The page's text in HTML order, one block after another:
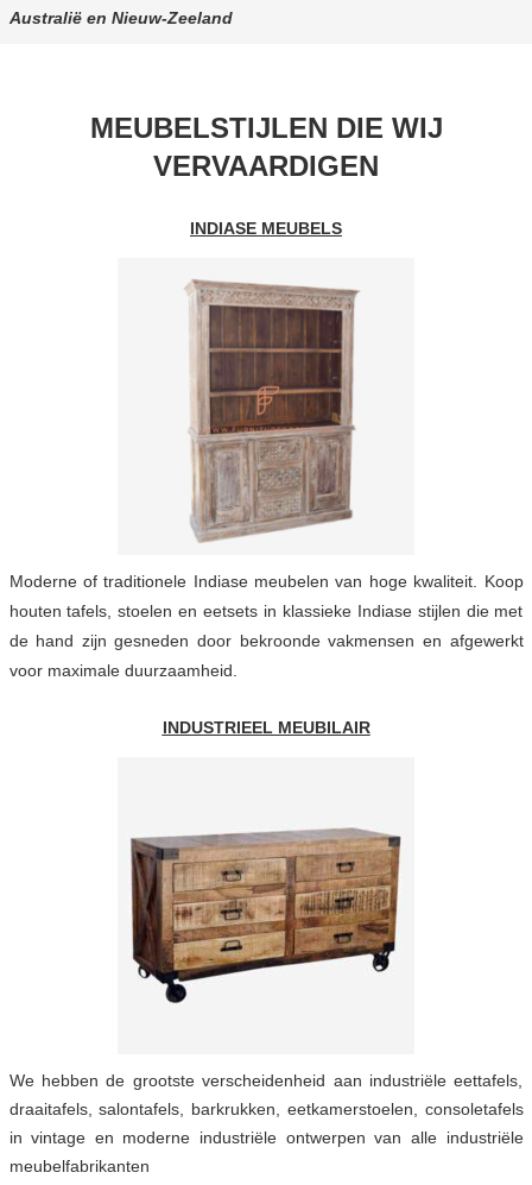
Australië en Nieuw-Zeeland
MEUBELSTIJLEN DIE WIJ
VERVAARDIGEN
INDIASE MEUBELS
Moderne of traditionele Indiase meubelen van hoge kwaliteit. Koop
houten tafels, stoelen en eetsets in klassieke Indiase stijlen die met
de hand zijn gesneden door bekroonde vakmensen en afgewerkt
voor maximale duurzaamheid.
INDUSTRIEEL MEUBILAIR
We hebben de grootste verscheidenheid aan industriële eettafels,
draaitafels, salontafels, barkrukken, eetkamerstoelen, consoletafels
in vintage en moderne industriële ontwerpen van alle industriële
meubelfabrikanten